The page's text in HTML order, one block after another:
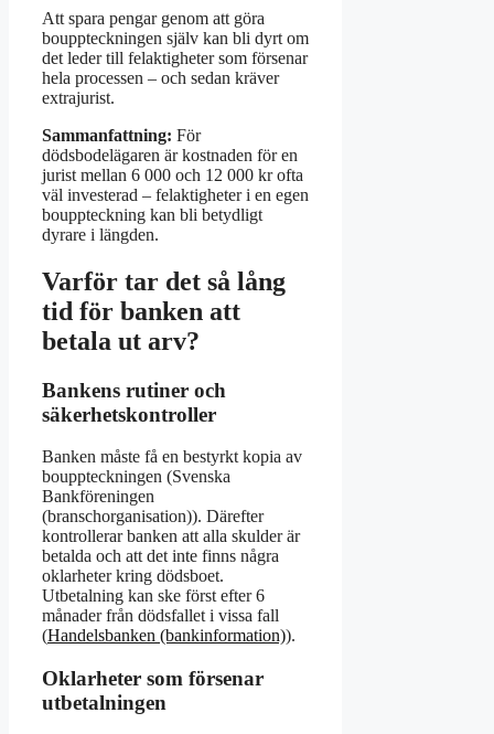
Att spara pengar genom att göra
bouppteckningen själv kan bli dyrt om
det leder till felaktigheter som försenar
hela processen – och sedan kräver
extrajurist.
Sammanfattning: För
dödsbodelägaren är kostnaden för en
jurist mellan 6 000 och 12 000 kr ofta
väl investerad – felaktigheter i en egen
bouppteckning kan bli betydligt
dyrare i längden.
Varför tar det så lång
tid för banken att
betala ut arv?
Bankens rutiner och
säkerhetskontroller
Banken måste få en bestyrkt kopia av
bouppteckningen (Svenska
Bankföreningen
(branschorganisation)). Därefter
kontrollerar banken att alla skulder är
betalda och att det inte finns några
oklarheter kring dödsboet.
Utbetalning kan ske först efter 6
månader från dödsfallet i vissa fall
(Handelsbanken (bankinformation)).
Oklarheter som försenar
utbetalningen